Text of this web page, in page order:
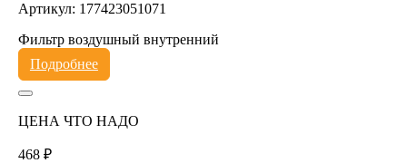
Артикул: 177423051071
Фильтр воздушный внутренний
Подробнее
ЦЕНА ЧТО НАДО
468 ₽